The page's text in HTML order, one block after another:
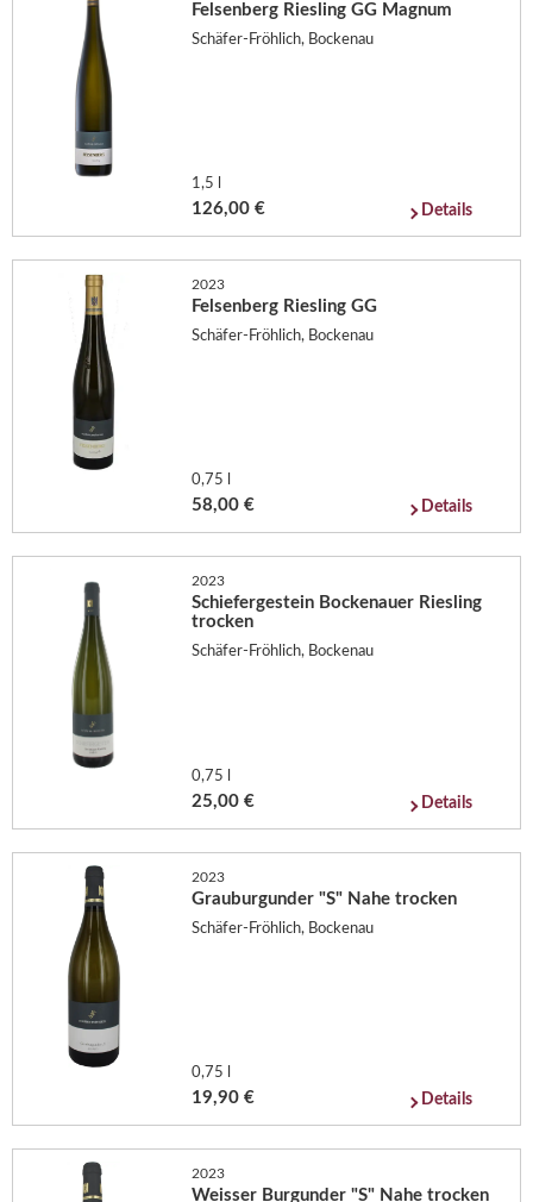
Felsenberg Riesling GG Magnum
Schäfer-Fröhlich, Bockenau
1,5 l
126,00 € Details
2023
Felsenberg Riesling GG
Schäfer-Fröhlich, Bockenau
0,75 l
58,00 € Details
2023
Schiefergestein Bockenauer Riesling
trocken
Schäfer-Fröhlich, Bockenau
0,75 l
25,00 € Details
2023
Grauburgunder "S" Nahe trocken
Schäfer-Fröhlich, Bockenau
0,75 l
19,90 € Details
2023
Weisser Burgunder "S" Nahe trocken